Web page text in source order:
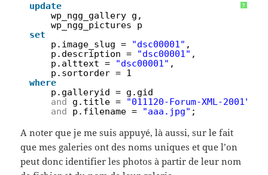
?
1
4
9
update
wp_ngg_gallery g,
wp_ngg_pictures p
set
p.image_slug = "dsc00001" ,
p.description = "dsc00001" ,
p.alttext = "dsc00001" ,
p.sortorder = 1
where
p.galleryid = g.gid
and
g.title = "011120-Forum-XML-2001"
and
p.filename = "aaa.jpg" ;
A noter que je me suis appuyé, là aussi, sur le fait
que mes galeries ont des noms uniques et que l’on
peut donc identifier les photos à partir de leur nom